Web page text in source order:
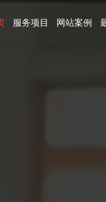
服务项目 网站案例